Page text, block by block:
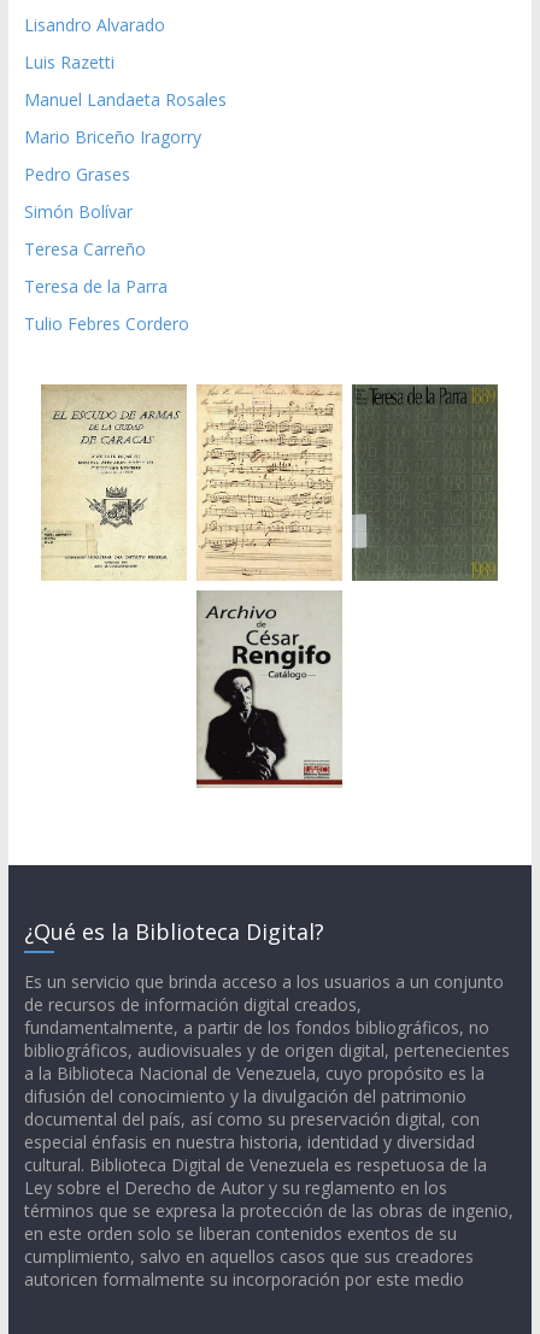
Lisandro Alvarado
Luis Razetti
Manuel Landaeta Rosales
Mario Briceño Iragorry
Pedro Grases
Simón Bolívar
Teresa Carreño
Teresa de la Parra
Tulio Febres Cordero
¿Qué es la Biblioteca Digital?
Es un servicio que brinda acceso a los usuarios a un conjunto
de recursos de información digital creados,
fundamentalmente, a partir de los fondos bibliográficos, no
bibliográficos, audiovisuales y de origen digital, pertenecientes
a la Biblioteca Nacional de Venezuela, cuyo propósito es la
difusión del conocimiento y la divulgación del patrimonio
documental del país, así como su preservación digital, con
especial énfasis en nuestra historia, identidad y diversidad
cultural. Biblioteca Digital de Venezuela es respetuosa de la
Ley sobre el Derecho de Autor y su reglamento en los
términos que se expresa la protección de las obras de ingenio,
en este orden solo se liberan contenidos exentos de su
cumplimiento, salvo en aquellos casos que sus creadores
autoricen formalmente su incorporación por este medio